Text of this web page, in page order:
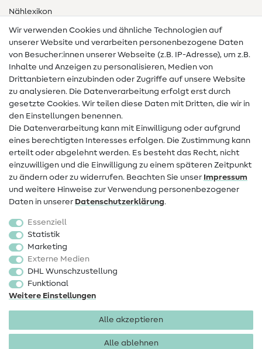
Nählexikon
Nähanleitungen
Hilfe & Kontakt
Kontakt
Infos zum Betreiberwechsel
FAQ
Widerrufsrecht
Beliebt
Stoffe
Sale
Schnittmuster
Wir verwenden Cookies und ähnliche Technologien auf
unserer Website und verarbeiten personenbezogene Daten
von Besucher:innen unserer Webseite (z.B. IP-Adresse), um z.B.
Inhalte und Anzeigen zu personalisieren, Medien von
Drittanbietern einzubinden oder Zugriffe auf unsere Website
zu analysieren. Die Datenverarbeitung erfolgt erst durch
gesetzte Cookies. Wir teilen diese Daten mit Dritten, die wir in
den Einstellungen benennen.
Die Datenverarbeitung kann mit Einwilligung oder aufgrund
eines berechtigten Interesses erfolgen. Die Zustimmung kann
erteilt oder abgelehnt werden. Es besteht das Recht, nicht
einzuwilligen und die Einwilligung zu einem späteren Zeitpunkt
zu ändern oder zu widerrufen. Beachten Sie unser Impressum
und weitere Hinweise zur Verwendung personenbezogener
Daten in unserer Daten­schutz­erklärung.
Essenziell
Statistik
Marketing
Externe Medien
DHL Wunschzustellung
Funktional
Weitere Einstellungen
Alle akzeptieren
Alle ablehnen
Impressum Datenschutz
AGB